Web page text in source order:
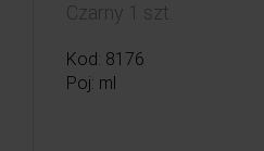
Czarny 1 szt.
Kod: 8176
Poj: ml